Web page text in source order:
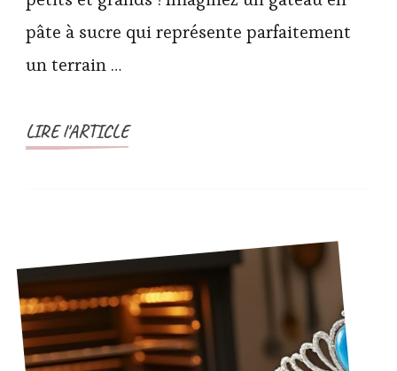
pâte à sucre qui représente parfaitement
un terrain …
LIRE l'ARTICLE